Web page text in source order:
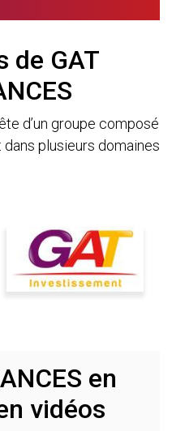
de GAT
d’un groupe composé
plusieurs domaines
en
vidéos